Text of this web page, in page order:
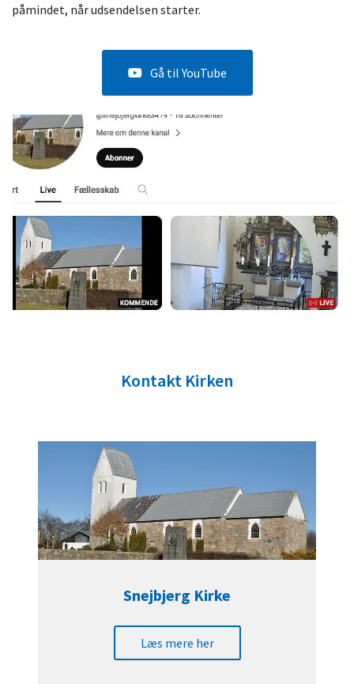
påmindet, når udsendelsen starter.
Gå til YouTube
Kontakt Kirken
Snejbjerg Kirke
Læs mere her